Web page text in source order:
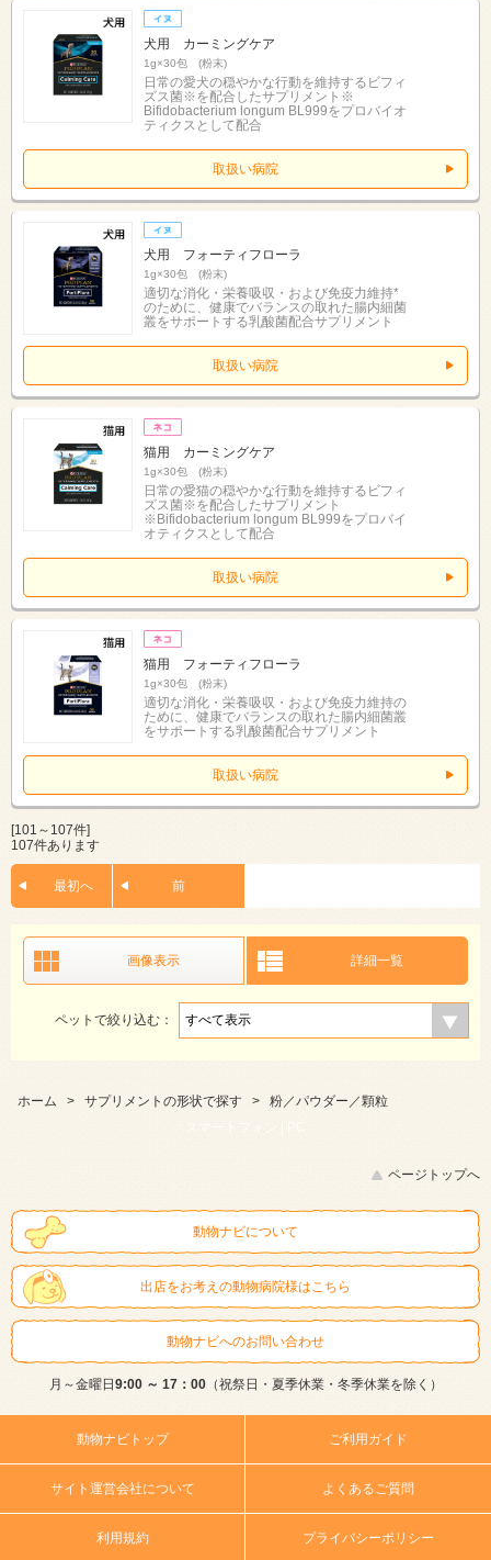
犬用 カーミングケア
1g×30包 (粉末)
日常の愛犬の穏やかな行動を維持するビフィ
ズス菌※を配合したサプリメント※
Bifidobacterium longum BL999をプロバイオ
ティクスとして配合
取扱い病院
犬用 フォーティフローラ
1g×30包 (粉末)
適切な消化・栄養吸収・および免疫力維持*
のために、健康でバランスの取れた腸内細菌
叢をサポートする乳酸菌配合サプリメント
取扱い病院
猫用 カーミングケア
1g×30包 (粉末)
日常の愛猫の穏やかな行動を維持するビフィ
ズス菌※を配合したサプリメント
※Bifidobacterium longum BL999をプロバイ
オティクスとして配合
取扱い病院
猫用 フォーティフローラ
1g×30包 (粉末)
適切な消化・栄養吸収・および免疫力維持の
ために、健康でバランスの取れた腸内細菌叢
をサポートする乳酸菌配合サプリメント
取扱い病院
[101～107件]
107件あります
最初へ 前
画像表示 詳細一覧
ペットで絞り込む：
ホーム > サプリメントの形状で探す >
粉／パウダー／顆粒
スマートフォン |
ページトップへ
動物ナビについて
出店をお考えの動物病院様はこちら
動物ナビへのお問い合わせ
月～金曜日9:00 ～ 17：00（祝祭日・夏季休業・冬季休業を除く）
動物ナビトップ ご利用ガイド
サイト運営会社について よくあるご質問
利用規約 プライバシーポリシー